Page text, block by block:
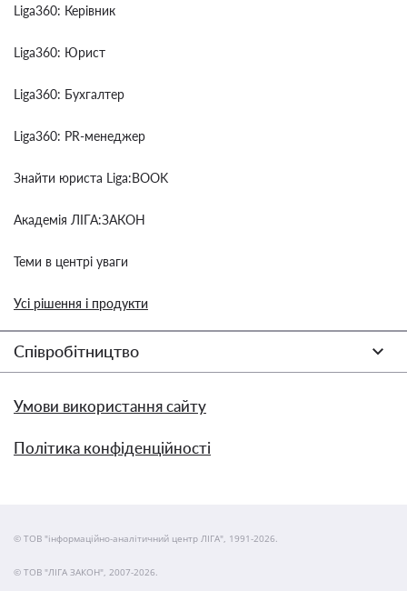
Liga360: Керівник
Liga360: Юрист
Liga360: Бухгалтер
Liga360: PR-менеджер
Знайти юриста Liga:BOOK
Академія ЛІГА:ЗАКОН
Теми в центрі уваги
Усі рішення і продукти
Співробітництво
Умови використання сайту
Політика конфіденційності
© ТОВ "інформаційно-аналітичний центр ЛІГА", 1991-2026.
© ТОВ "ЛІГА ЗАКОН", 2007-2026.